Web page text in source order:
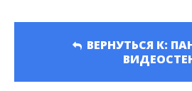
ВЕРНУТЬСЯ К: